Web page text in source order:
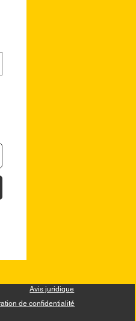
Avis juridique
de confidentialité